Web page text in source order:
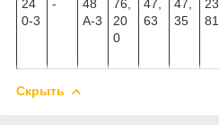
24
0-3
-
48
А-3
76,
20
0
47,
63
47,
35
23,
81
Скрыть